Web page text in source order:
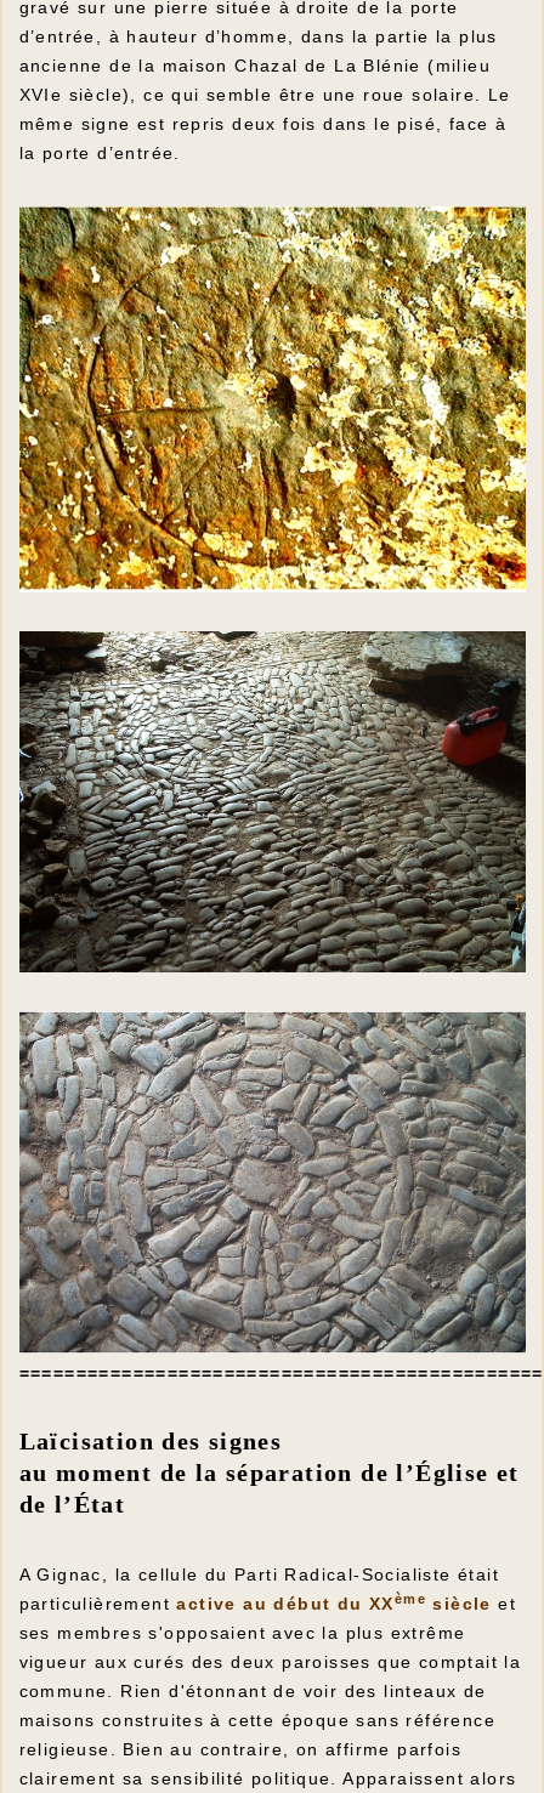
gravé sur une pierre située à droite de la porte
d’entrée, à hauteur d’homme, dans la partie la plus
ancienne de la maison Chazal de La Blénie (milieu
XVIe siècle), ce qui semble être une roue solaire. Le
même signe est repris deux fois dans le pisé, face à
la porte d’entrée.
Laïcisation des signes
au moment de la séparation de l’Église et
de l’État
A Gignac, la cellule du Parti Radical-Socialiste était
particulièrementactive au début du XXème siècle et
ses membres s'opposaient avec la plus extrême
vigueur aux curés des deux paroisses que comptait la
commune. Rien d'étonnant de voir des linteaux de
maisons construites à cette époque sans référence
religieuse. Bien au contraire, on affirme parfois
clairement sa sensibilité politique. Apparaissent alors